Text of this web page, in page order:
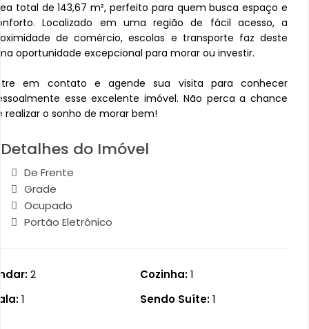
total de 143,67 m², perfeito para quem busca espaço e
Localizado em uma região de fácil acesso, a
de comércio, escolas e transporte faz deste
oportunidade excepcional para morar ou investir.
em contato e agende sua visita para conhecer
esse excelente imóvel. Não perca a chance
realizar o sonho de morar bem!
Detalhes do Imóvel
De Frente
Grade
Ocupado
Portão Eletrônico
2 Cozinha: 1
1 Sendo Suíte: 1